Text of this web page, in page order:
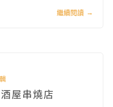
繼續閱讀 →
屋串燒店